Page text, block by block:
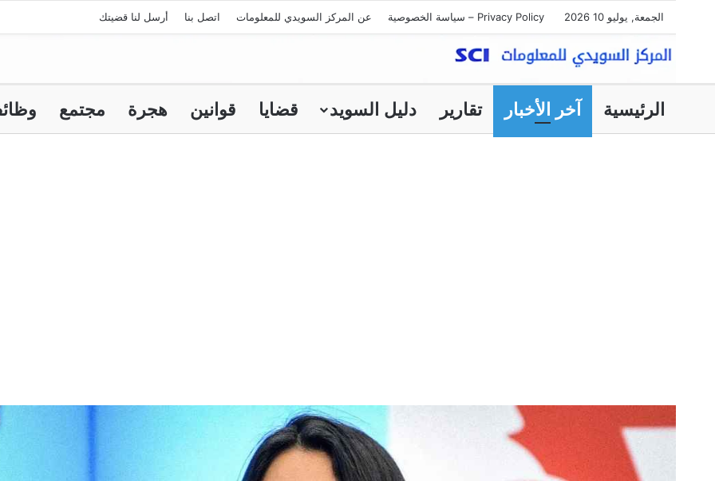
الجمعة, يوليو 10 2026 Privacy Policy – سياسة الخصوصية عن المركز السويدي للمعلومات اتصل بنا أرسل لنا قضيتك
الرئيسية آخر الأخبار تقارير دليل السويد قضايا قوانين هجرة مجتمع